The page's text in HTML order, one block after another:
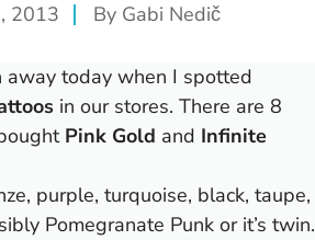
2013 By Gabi Nedič
today when I spotted
in our stores. There are 8
Pink Gold and Infinite
purple, turquoise, black, taupe,
Pomegranate Punk or it’s twin.